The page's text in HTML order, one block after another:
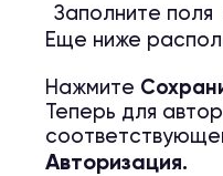
Заполните поля
Еще ниже
Нажмите
Теперь для
Авторизация.